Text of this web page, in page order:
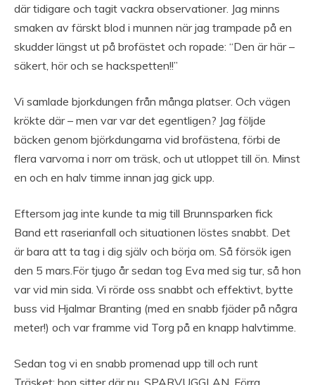
där tidigare och tagit vackra observationer. Jag minns
smaken av färskt blod i munnen när jag trampade på en
skudder längst ut på brofästet och ropade: “Den är här –
säkert, hör och se hackspetten!!”
Vi samlade bjorkdungen från många platser. Och vägen
krökte där – men var var det egentligen? Jag följde
bäcken genom björkdungarna vid brofästena, förbi de
flera varvorna i norr om träsk, och ut utloppet till ön. Minst
en och en halv timme innan jag gick upp.
Eftersom jag inte kunde ta mig till Brunnsparken fick
Band ett raserianfall och situationen löstes snabbt. Det
är bara att ta tag i dig själv och börja om. Så försök igen
den 5 mars.För tjugo år sedan tog Eva med sig tur, så hon
var vid min sida. Vi rörde oss snabbt och effektivt, bytte
buss vid Hjalmar Branting (med en snabb fjäder på några
meter!) och var framme vid Torg på en knapp halvtimme.
Sedan tog vi en snabb promenad upp till och runt
Träsket; hon sitter där nu, SPARVUGGLAN. Förra